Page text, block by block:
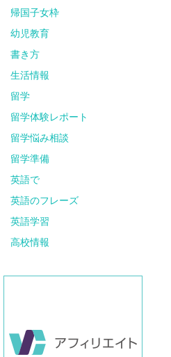
帰国子女枠
幼児教育
書き方
生活情報
留学
留学体験レポート
留学悩み相談
留学準備
英語で
英語のフレーズ
英語学習
高校情報